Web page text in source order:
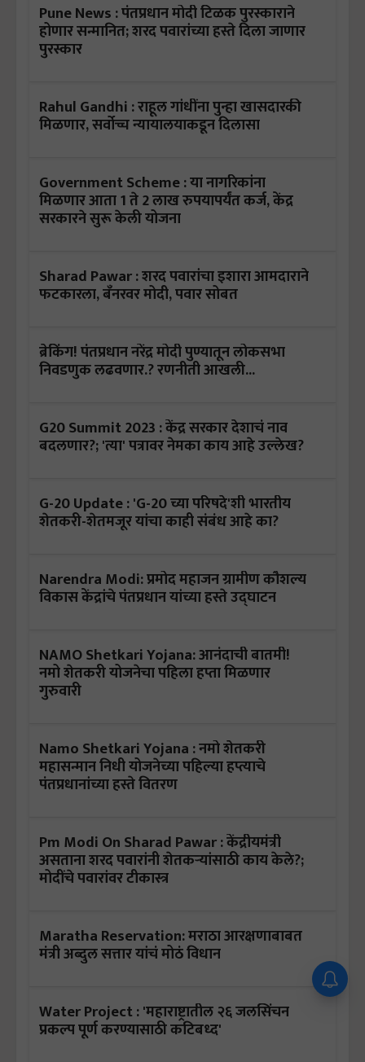
Pune News : पंतप्रधान मोदी टिळक पुरस्काराने
होणार सन्मानित; शरद पवारांच्या हस्ते दिला जाणार
पुरस्कार
Rahul Gandhi : राहूल गांधींना पुन्हा खासदारकी
मिळणार, सर्वोच्च न्यायालयाकडून दिलासा
Government Scheme : या नागरिकांना
मिळणार आता 1 ते 2 लाख रुपयापर्यंत कर्ज, केंद्र
सरकारने सुरू केली योजना
Sharad Pawar : शरद पवारांचा इशारा आमदाराने
फटकारला, बँनरवर मोदी, पवार सोबत
ब्रेकिंग! पंतप्रधान नरेंद्र मोदी पुण्यातून लोकसभा
निवडणुक लढवणार.? रणनीती आखली...
G20 Summit 2023 : केंद्र सरकार देशाचं नाव
बदलणार?; 'त्या' पत्रावर नेमका काय आहे उल्लेख?
G-20 Update : 'G-20 च्या परिषदे'शी भारतीय
शेतकरी-शेतमजूर यांचा काही संबंध आहे का?
Narendra Modi: प्रमोद महाजन ग्रामीण कौशल्य
विकास केंद्रांचे पंतप्रधान यांच्या हस्ते उद्घाटन
NAMO Shetkari Yojana: आनंदाची बातमी!
नमो शेतकरी योजनेचा पहिला हप्ता मिळणार
गुरुवारी
Namo Shetkari Yojana : नमो शेतकरी
महासन्मान निधी योजनेच्या पहिल्या हप्त्याचे
पंतप्रधानांच्या हस्ते वितरण
Pm Modi On Sharad Pawar : केंद्रीयमंत्री
असताना शरद पवारांनी शेतकऱ्यांसाठी काय केले?;
मोदींचे पवारांवर टीकास्त्र
Maratha Reservation: मराठा आरक्षणाबाबत
मंत्री अब्दुल सत्तार यांचं मोठं विधान
Water Project : 'महाराष्ट्रातील २६ जलसिंचन
प्रकल्प पूर्ण करण्यासाठी कटिबध्द'